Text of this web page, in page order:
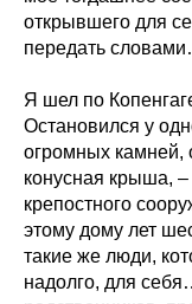
открывшего для
передать
Я шел по
Остановился у
огромных камней,
конусная крыша, –
крепостного
этому дому лет
такие же люди,
надолго, для